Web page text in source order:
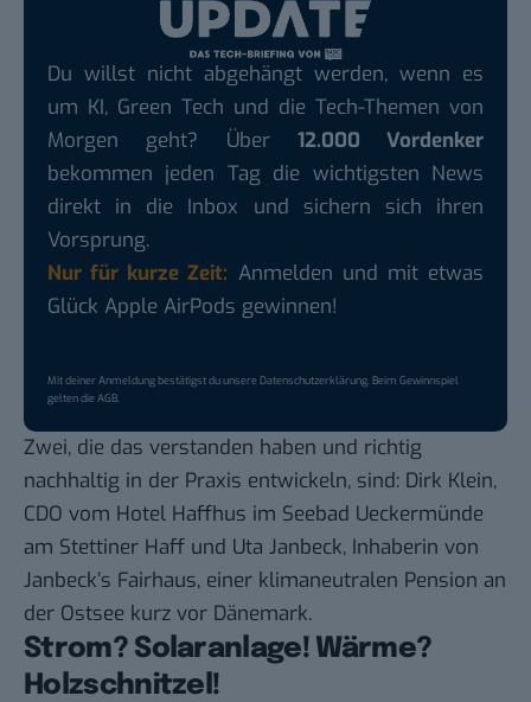
Du willst nicht abgehängt werden, wenn es
um KI, Green Tech und die Tech-Themen von
Morgen geht? Über 12.000 Vordenker
bekommen jeden Tag die wichtigsten News
direkt in die Inbox und sichern sich ihren
Vorsprung.
Nur für kurze Zeit: Anmelden und mit etwas
Glück Apple AirPods gewinnen!
Mit deiner Anmeldung bestätigst du unsereDatenschutzerklärung. Beim Gewinnspiel
gelten dieAGB.
Zwei, die das verstanden haben und richtig
nachhaltig in der Praxis entwickeln, sind: Dirk Klein,
CDO vom Hotel Haffhus im Seebad Ueckermünde
am Stettiner Haff und Uta Janbeck, Inhaberin von
Janbeck’s Fairhaus, einer klimaneutralen Pension an
der Ostsee kurz vor Dänemark.
Strom? Solaranlage! Wärme?
Holzschnitzel!